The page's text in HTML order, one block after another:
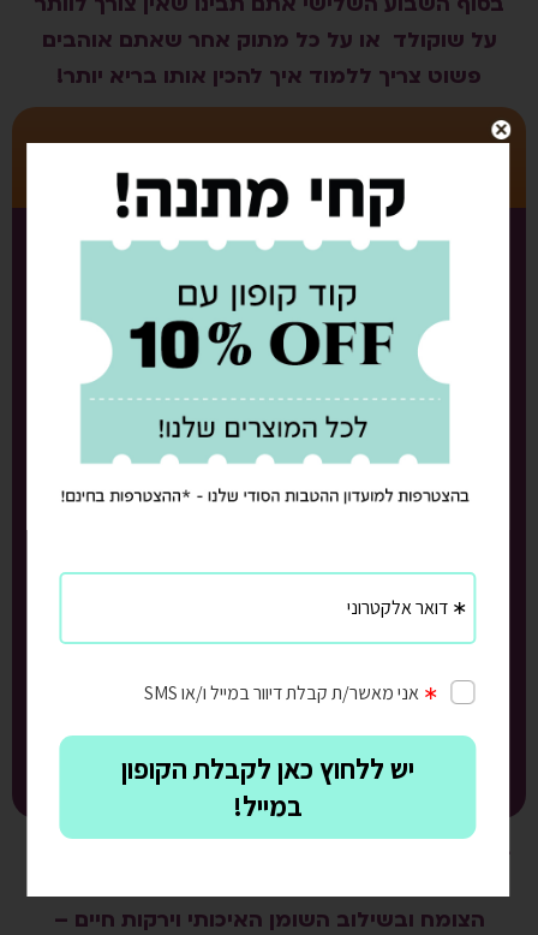
על שוקולד או על כל מתוק אחר שאתם אוהבים
פשוט צריך ללמוד איך להכין אותו בריא יותר!
נבין למה הם חייבים להיות בתזונה היום יומית
שלנו
_____________________
נכיר את היתרונות התזונתיים של כל סוג אגוז
וזרע
נלמד איך לצרוך אותם בצורה שלא תזיק
נלמד איך נכון לשלב אותם בארוחות שלנו ומה
_____________________
תקבלו המון מתכונים שווים לחטיפי אנרגיה,
ממרחים על בסיס אגוזים, גבינות מפתיעות ועוד.
בשבוע הזה רמת השובע שלכם תעלה, כי אגוזים זה
הצומח ובשילוב השומן האיכותי וירקות חיים –